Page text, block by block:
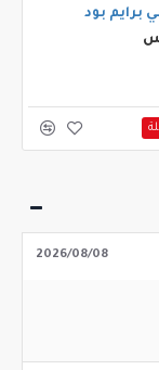
برايم بود
2026/08/08